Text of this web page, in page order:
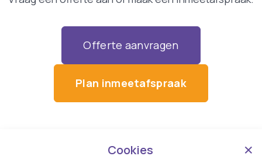
Offerte aanvragen
Plan inmeetafspraak
Cookies